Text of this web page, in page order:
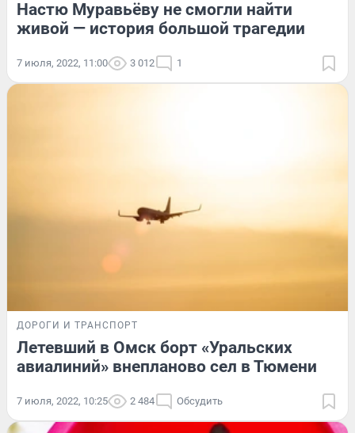
Настю Муравьёву не смогли найти
живой — история большой трагедии
7 июля, 2022, 11:00 3 012 1
ДОРОГИ И ТРАНСПОРТ
Летевший в Омск борт «Уральских
авиалиний» внепланово сел в Тюмени
7 июля, 2022, 10:25 2 484 Обсудить